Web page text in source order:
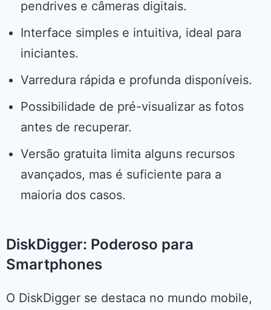
pendrives e câmeras digitais.
Interface simples e intuitiva, ideal para
iniciantes.
Varredura rápida e profunda disponíveis.
Possibilidade de pré-visualizar as fotos
antes de recuperar.
Versão gratuita limita alguns recursos
avançados, mas é suficiente para a
maioria dos casos.
DiskDigger: Poderoso para
Smartphones
O DiskDigger se destaca no mundo mobile,